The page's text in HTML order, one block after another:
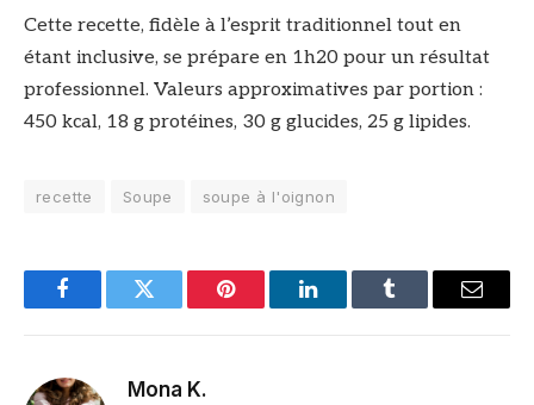
Cette recette, fidèle à l’esprit traditionnel tout en
étant inclusive, se prépare en 1h20 pour un résultat
professionnel. Valeurs approximatives par portion :
450 kcal, 18 g protéines, 30 g glucides, 25 g lipides.
recette Soupe soupe à l'oignon
FacebookTwitter Pinterest LinkedInTumblr Email
Mona K.